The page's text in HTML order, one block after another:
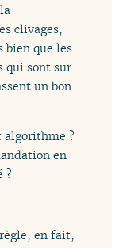
clivages,
bien que les
qui sont sur
un bon
algorithme ?
en
?
en fait,